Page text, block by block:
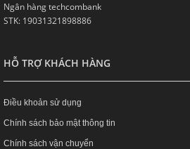
Ngân hàng techcombank
STK: 19031321898886
HỖ TRỢ KHÁCH HÀNG
Điều khoản sử dụng
Chính sách bảo mật thông tin
Chính sách vận chuyển